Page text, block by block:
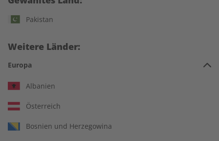
Pakistan
Weitere Länder:
Europa
Albanien
Österreich
Bosnien und Herzegowina